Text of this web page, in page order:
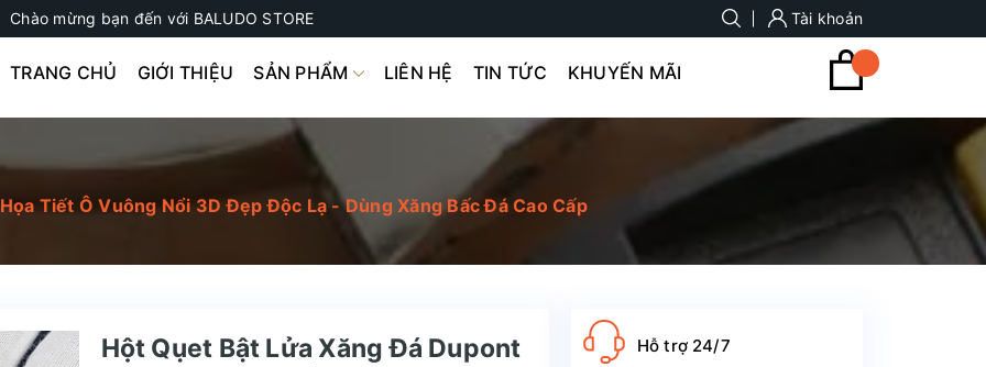
Chào mừng bạn đến với BALUDO STORE Tài khoản
TRANG CHỦ GIỚI THIỆU SẢN PHẨM LIÊN HỆ TIN TỨC KHUYẾN MÃI
Tiết Ô Vuông Nổi 3D Đẹp Độc Lạ - Dùng Xăng Bấc Đá Cao Cấp
Hột Qụet Bật Lửa Xăng Đá Dupont
Hỗ trợ 24/7